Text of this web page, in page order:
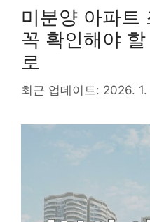
미분양 아파트
꼭 확인해야
로
최근 업데이트: 2026. 1.